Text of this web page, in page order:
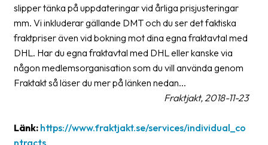
Paketering
Frakthandlingar
Skrivarinställningar
Tulldeklarationer
Upphämtningar
slipper tänka på uppdateringar vid årliga prisjusteringar
mm. Vi inkluderar gällande DMT och du ser det faktiska
fraktpriser även vid bokning mot dina egna fraktavtal med
DHL. Har du egna fraktavtal med DHL eller kanske via
någon medlemsorganisation som du vill använda genom
Fraktakt så läser du mer på länken nedan...
Fraktjakt, 2018-11-23
Länk: https://www.fraktjakt.se/services/individual_co
ntracts